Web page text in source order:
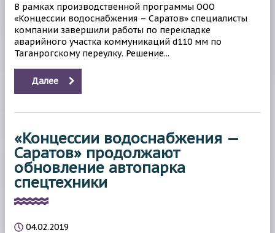
В рамках производственной программы ООО
«Концессии водоснабжения – Саратов» специалисты
компании завершили работы по перекладке
аварийного участка коммуникаций d110 мм по
Таганрогскому переулку. Решение...
Далее
«Концессии водоснабжения —
Саратов» продолжают
обновление автопарка
спецтехники
04.02.2019